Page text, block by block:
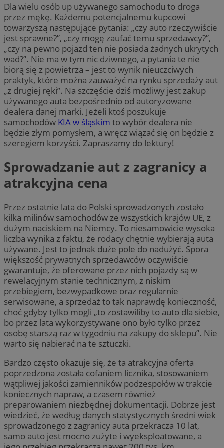
Dla wielu osób up używanego samochodu to droga
przez mękę. Każdemu potencjalnemu kupcowi
towarzyszą następujące pytania: „czy auto rzeczywiście
jest sprawne?”, „czy mogę zaufać temu sprzedawcy?”,
„czy na pewno pojazd ten nie posiada żadnych ukrytych
wad?”. Nie ma w tym nic dziwnego, a pytania te nie
biorą się z powietrza – jest to wynik nieuczciwych
praktyk, które można zauważyć na rynku sprzedaży aut
„z drugiej ręki”. Na szczęście dziś możliwy jest zakup
używanego auta bezpośrednio od autoryzowane
dealera danej marki. Jeżeli ktoś poszukuje
samochodów KIA w śląskim to wybór dealera nie
będzie złym pomysłem, a wręcz wiązać się on będzie z
szeregiem korzyści. Zapraszamy do lektury!
Sprowadzanie aut z zagranicy a
atrakcyjna cena
Przez ostatnie lata do Polski sprowadzonych zostało
kilka milinów samochodów ze wszystkich krajów UE, z
dużym naciskiem na Niemcy. To niesamowicie wysoka
liczba wynika z faktu, że rodacy chętnie wybierają auta
używane. Jest to jednak duże pole do nadużyć. Spora
większość prywatnych sprzedawców oczywiście
gwarantuje, że oferowane przez nich pojazdy są w
rewelacyjnym stanie technicznym, z niskim
przebiegiem, bezwypadkowe oraz regularnie
serwisowane, a sprzedaż to tak naprawdę konieczność,
choć gdyby tylko mogli „to zostawiliby to auto dla siebie,
bo przez lata wykorzystywane ono było tylko przez
osobę starszą raz w tygodniu na zakupy do sklepu”. Nie
warto się nabierać na te sztuczki.
Bardzo często okazuje się, że ta atrakcyjna oferta
poprzedzona została cofaniem licznika, stosowaniem
wątpliwej jakości zamienników podzespołów w trakcie
koniecznych napraw, a czasem również
preparowaniem niezbędnej dokumentacji. Dobrze jest
wiedzieć, że według danych statystycznych średni wiek
sprowadzonego z zagranicy auta przekracza 10 lat,
samo auto jest mocno zużyte i wyeksploatowane, a